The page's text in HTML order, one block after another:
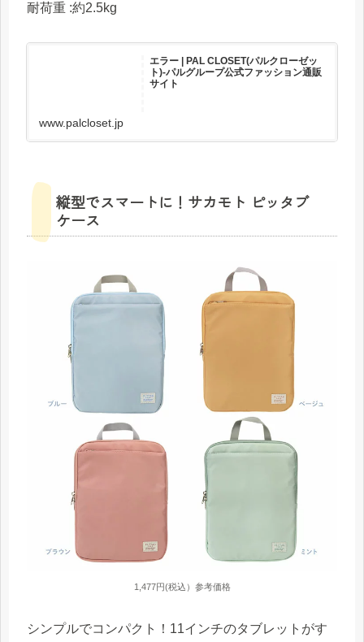
耐荷重 :約2.5kg
エラー | PAL CLOSET(パルクローゼッ
ト)-パルグループ公式ファッション通販
サイト
www.palcloset.jp
縦型でスマートに！サカモト ピッタブ
ケース
1,477円(税込）参考価格
シンプルでコンパクト！11インチのタブレットがす